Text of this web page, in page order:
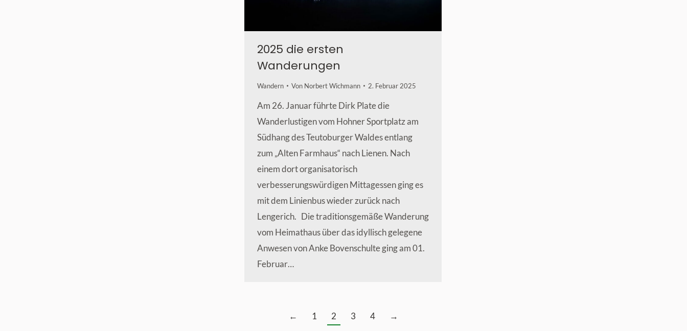
2025 die ersten
Wanderungen
Wandern Von Norbert Wichmann 2. Februar 2025
Am 26. Januar führte Dirk Plate die
Wanderlustigen vom Hohner Sportplatz am
Südhang des Teutoburger Waldes entlang
zum „Alten Farmhaus“ nach Lienen. Nach
einem dort organisatorisch
verbesserungswürdigen Mittagessen ging es
mit dem Linienbus wieder zurück nach
Lengerich. Die traditionsgemäße Wanderung
vom Heimathaus über das idyllisch gelegene
Anwesen von Anke Bovenschulte ging am 01.
Februar…
← 1 2 3 4 →